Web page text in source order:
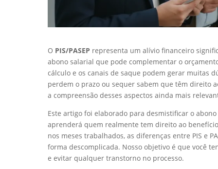
O PIS/PASEP representa um alívio financeiro
abono salarial que pode complementar o
cálculo e os canais de saque podem gerar muitas
perdem o prazo ou sequer sabem que têm direito
a compreensão desses aspectos ainda mais
Este artigo foi elaborado para desmistificar o
aprenderá quem realmente tem direito ao
nos meses trabalhados, as diferenças entre PIS e
forma descomplicada. Nosso objetivo é que você
e evitar qualquer transtorno no processo.